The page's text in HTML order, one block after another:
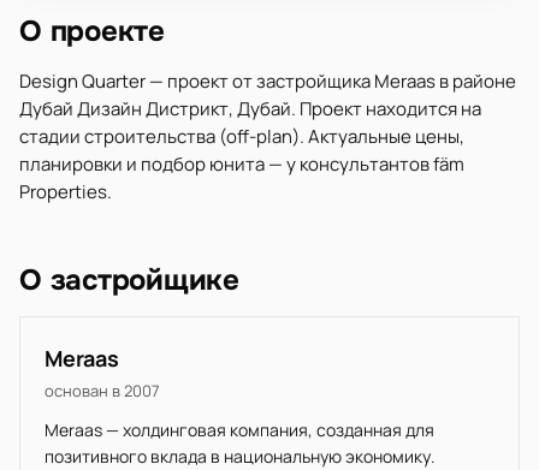
О проекте
Design Quarter — проект от застройщика Meraas в районе
Дубай Дизайн Дистрикт, Дубай. Проект находится на
стадии строительства (off-plan). Актуальные цены,
планировки и подбор юнита — у консультантов fäm
Properties.
О застройщике
Meraas
основан в 2007
Meraas — холдинговая компания, созданная для
позитивного вклада в национальную экономику.